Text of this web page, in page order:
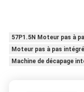
57P1.5N Moteur pas à
Moteur pas à pas
Machine de décapage